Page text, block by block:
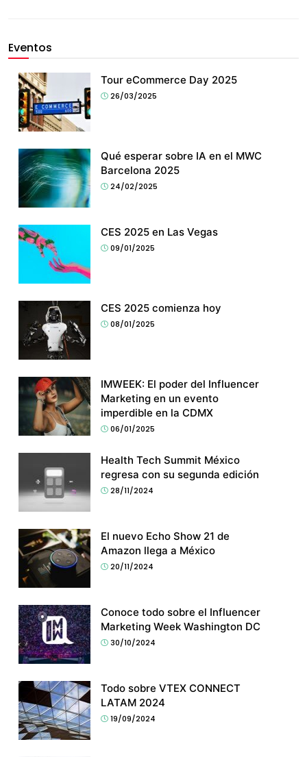
Eventos
Tour eCommerce Day 2025
26/03/2025
Qué esperar sobre IA en el MWC
Barcelona 2025
24/02/2025
CES 2025 en Las Vegas
09/01/2025
CES 2025 comienza hoy
08/01/2025
IMWEEK: El poder del Influencer
Marketing en un evento
imperdible en la CDMX
06/01/2025
Health Tech Summit México
regresa con su segunda edición
28/11/2024
El nuevo Echo Show 21 de
Amazon llega a México
20/11/2024
Conoce todo sobre el Influencer
Marketing Week Washington DC
30/10/2024
Todo sobre VTEX CONNECT
LATAM 2024
19/09/2024